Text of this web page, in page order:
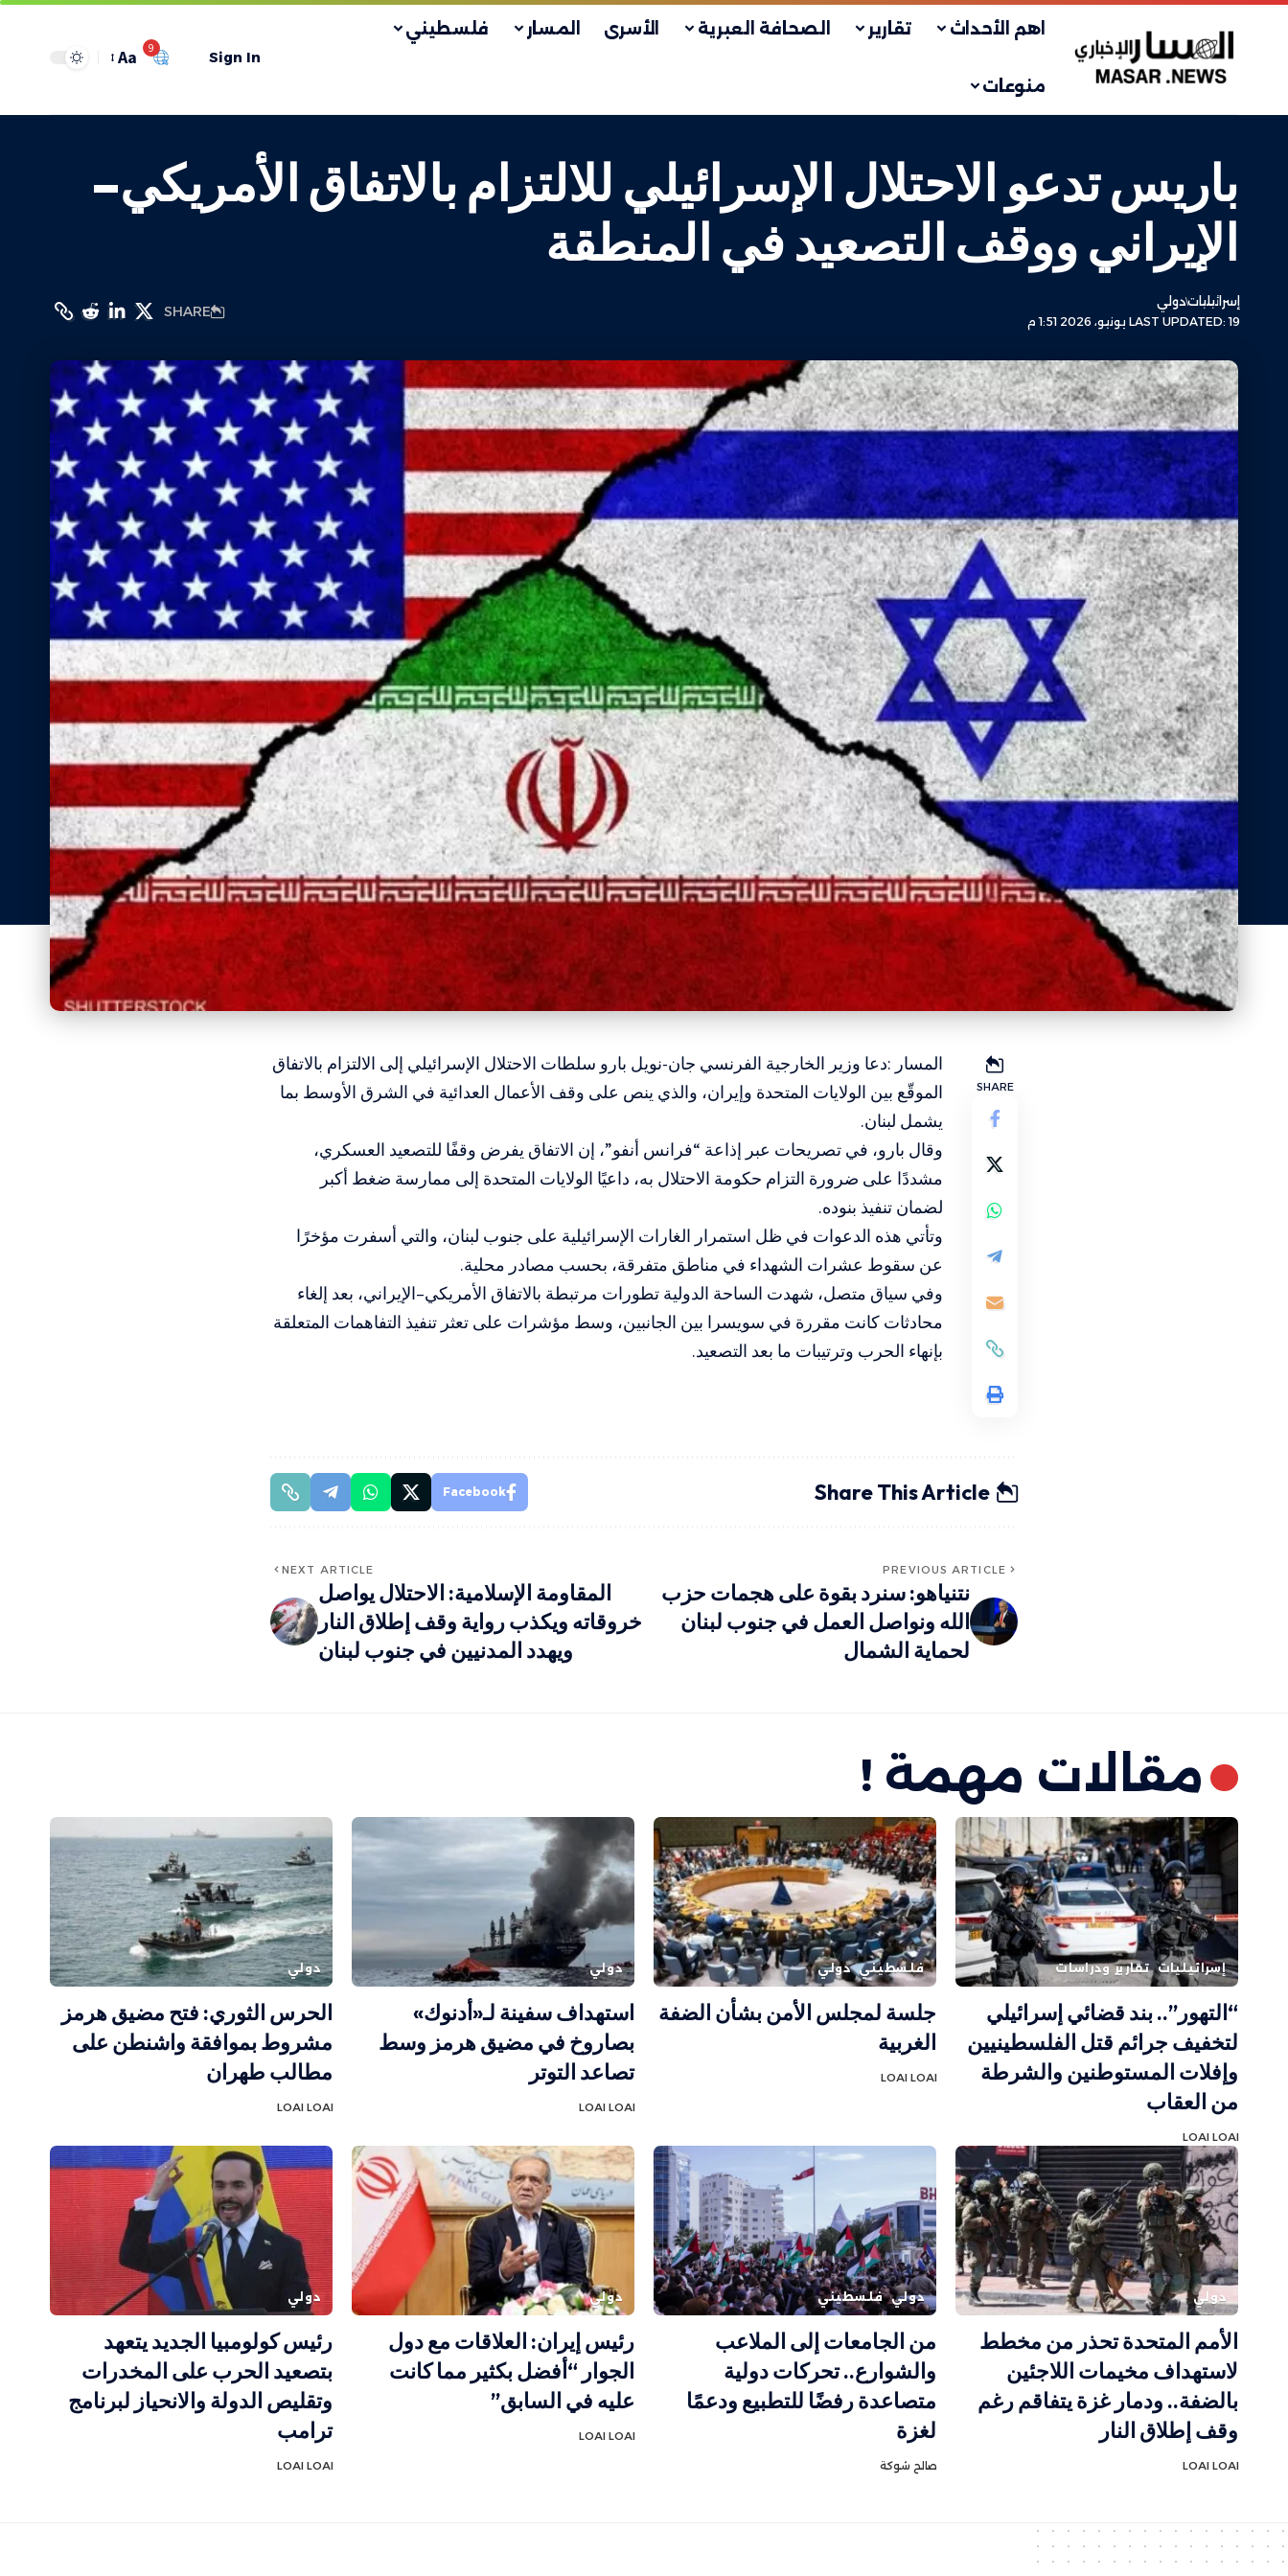
اهم الأحداث تقارير الصحافة العبرية الأسرى المسار فلسطيني
منوعات
Sign In
9
Aa
باريس تدعو الاحتلال الإسرائيلي للالتزام بالاتفاق الأمريكي–
الإيراني ووقف التصعيد في المنطقة
LAST UPDATED: 19 يونيو، 2026 1:51 م
إسرائيلياتدولي
SHARE
SHARE
المسار :دعا وزير الخارجية الفرنسي جان-نويل بارو سلطات الاحتلال الإسرائيلي إلى الالتزام بالاتفاق
الموقّع بين الولايات المتحدة وإيران، والذي ينص على وقف الأعمال العدائية في الشرق الأوسط بما
يشمل لبنان.
وقال بارو، في تصريحات عبر إذاعة “فرانس أنفو”، إن الاتفاق يفرض وقفًا للتصعيد العسكري،
مشددًا على ضرورة التزام حكومة الاحتلال به، داعيًا الولايات المتحدة إلى ممارسة ضغط أكبر
لضمان تنفيذ بنوده.
وتأتي هذه الدعوات في ظل استمرار الغارات الإسرائيلية على جنوب لبنان، والتي أسفرت مؤخرًا
عن سقوط عشرات الشهداء في مناطق متفرقة، بحسب مصادر محلية.
وفي سياق متصل، شهدت الساحة الدولية تطورات مرتبطة بالاتفاق الأمريكي–الإيراني، بعد إلغاء
محادثات كانت مقررة في سويسرا بين الجانبين، وسط مؤشرات على تعثر تنفيذ التفاهمات المتعلقة
بإنهاء الحرب وترتيبات ما بعد التصعيد.
Share This Article
Facebook
PREVIOUS ARTICLE
نتنياهو: سنرد بقوة على هجمات حزب
الله ونواصل العمل في جنوب لبنان
لحماية الشمال
NEXT ARTICLE
المقاومة الإسلامية: الاحتلال يواصل
خروقاته ويكذب رواية وقف إطلاق النار
ويهدد المدنيين في جنوب لبنان
مقالات مهمة !
إسرائيليات تقارير ودراسات
“التهور”.. بند قضائي إسرائيلي
لتخفيف جرائم قتل الفلسطينيين
وإفلات المستوطنين والشرطة
من العقاب
LOAI LOAI
فلسطيني دولي
جلسة لمجلس الأمن بشأن الضفة
الغربية
LOAI LOAI
دولي
استهداف سفينة لـ«أدنوك»
بصاروخ في مضيق هرمز وسط
تصاعد التوتر
LOAI LOAI
دولي
الحرس الثوري: فتح مضيق هرمز
مشروط بموافقة واشنطن على
مطالب طهران
LOAI LOAI
دولي
الأمم المتحدة تحذر من مخطط
لاستهداف مخيمات اللاجئين
بالضفة.. ودمار غزة يتفاقم رغم
وقف إطلاق النار
LOAI LOAI
دولي فلسطيني
من الجامعات إلى الملاعب
والشوارع.. تحركات دولية
متصاعدة رفضًا للتطبيع ودعمًا
لغزة
صالح شوكة
دولي
رئيس إيران: العلاقات مع دول
الجوار “أفضل بكثير مما كانت
عليه في السابق”
LOAI LOAI
دولي
رئيس كولومبيا الجديد يتعهد
بتصعيد الحرب على المخدرات
وتقليص الدولة والانحياز لبرنامج
ترامب
LOAI LOAI